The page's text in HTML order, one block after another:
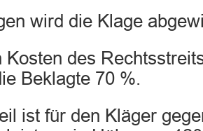
wird die Klage
Kosten des
Beklagte 70 %.
ist für den Kläger